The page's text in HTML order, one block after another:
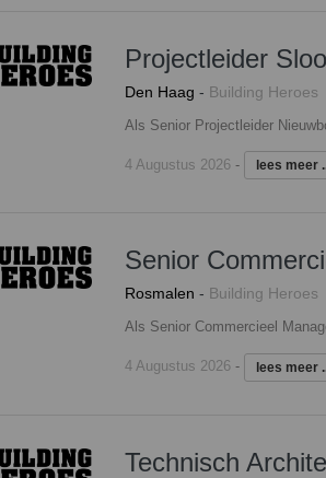
Projectleider
Den Haag - Building Heroes
4 Augustus 2026- lees meer
Senior
Rosmalen - Building Heroes
4 Augustus 2026- lees meer
Technisch